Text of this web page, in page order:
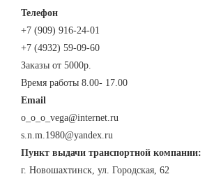
Телефон
+7 (909) 916-24-01
+7 (4932) 59-09-60
Заказы от 5000р.
Время работы 8.00- 17.00
Email
o_o_o_vega@internet.ru
s.n.m.1980@yandex.ru
Пункт выдачи транспортной компании:
г. Новошахтинск, ул. Городская, 62